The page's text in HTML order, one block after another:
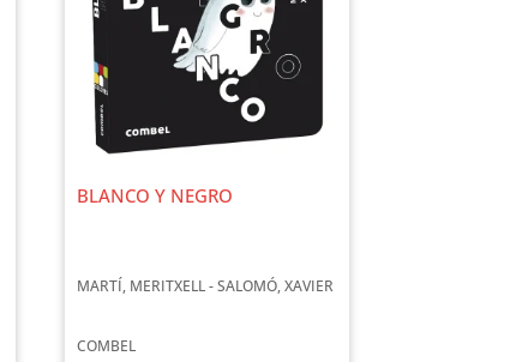
BLANCO Y NEGRO
MARTÍ, MERITXELL - SALOMÓ, XAVIER
COMBEL